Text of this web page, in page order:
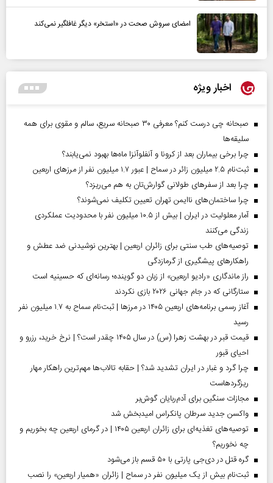
امضای سروش صحت در «استخر» دیگر غافلگیر نمی‌کند
اخبار ویژه
صبحانه چی درست کنم؟ معرفی ۳۰ صبحانه سریع، سالم و مقوی برای همه
سلیقه‌ها
چرا برخی بیماران بعد از کرونا و آنفلوآنزا ماه‌ها بهبود نمی‌یابند؟
ثبت‌نام ۲.۵ میلیون زائر در سماح | عبور ۱.۷ میلیون نفر از مرز‌های اربعین
چرا بعد از سفرهای طولانی گوارش‌تان به هم می‌ریزد؟
چرا ساختمان‌های ناایمن تهران تعیین تکلیف نمی‌شوند؟
آمار معلولیت در ایران | بیش از ۱۰.۵ میلیون نفر با محدودیت عملکردی
زندگی می‌کنند
توصیه‌های طب سنتی برای زائران اربعین | بهترین نوشیدنی ضد عطش و
راهکارهای پیشگیری از گرمازدگی
راز ماندگاری «رادیو اربعین» از زبان دو گوینده؛ رسانه‌ای که حسینیه است
ستارگانی که در جام جهانی ۲۰۲۶ بازی نکردند
آغاز رسمی برنامه‌های اربعین ۱۴۰۵ در مرز‌ها | ثبت‌نام سماح به ۱.۷ میلیون نفر
رسید
قیمت قبر در بهشت زهرا (س) در سال ۱۴۰۵ چقدر است؟ | نرخ خرید، رزرو و
احیای قبور
چرا گرد و غبار در ایران تشدید شد؟ | حقابه تالاب‌ها مهم‌ترین راهکار مهار
ریزگردهاست
مجازات سنگین برای آدم‌ربایان گوش‌بر
واکسن جدید سرطان پانکراس امیدبخش شد
توصیه‌های تغذیه‌ای برای زائران اربعین ۱۴۰۵ | در گرمای اربعین چه بخوریم و
چه نخوریم؟
گره قتل در دی‌جی پارتی با ۵۰ قسم باز می‌شود
ثبت‌نام بیش از یک میلیون نفر در سماح | زائران «همیار اربعین» را نصب